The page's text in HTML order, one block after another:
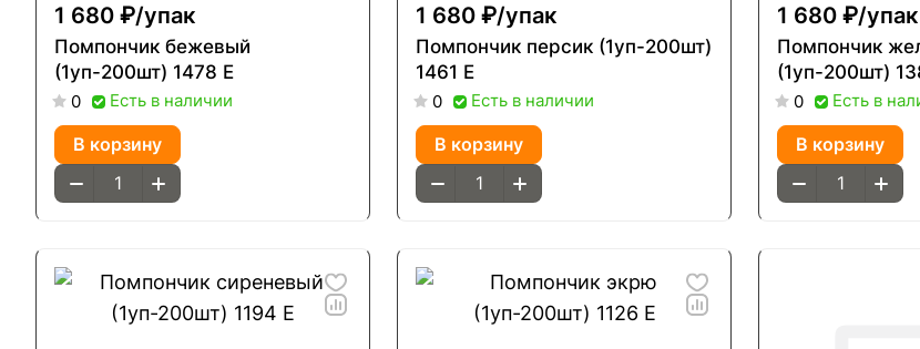
1 680 ₽/упак
Помпончик бежевый
(1уп-200шт) 1478 Е
0 Есть в наличии
В корзину
1 680 ₽/упак
Помпончик персик (1уп-200шт)
1461 Е
0 Есть в наличии
В корзину
1 680 ₽/упак
Помпончик
(1уп-200шт)
0 Есть в
В корзину